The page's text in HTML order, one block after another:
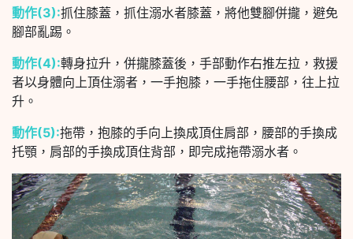
動作(3):抓住膝蓋，抓住溺水者膝蓋，將他雙腳併攏，避免
腳部亂踢。
動作(4):轉身拉升，併攏膝蓋後，手部動作右推左拉，救援
者以身體向上頂住溺者，一手抱膝，一手拖住腰部，往上拉
升。
動作(5):拖帶，抱膝的手向上換成頂住肩部，腰部的手換成
托顎，肩部的手換成頂住背部，即完成拖帶溺水者。